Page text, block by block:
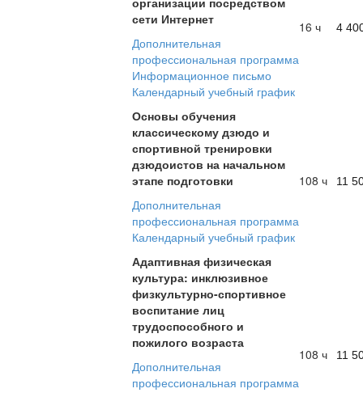
сети Интернет
Дополнительная
профессиональная программа
Информационное письмо
Календарный учебный график
16 ч 4
Основы обучения
классическому дзюдо и
спортивной тренировки
дзюдоистов на начальном
этапе подготовки
Дополнительная
профессиональная программа
Календарный учебный график
108 ч 11
Адаптивная физическая
культура: инклюзивное
физкультурно-спортивное
воспитание лиц
трудоспособного и
пожилого возраста
Дополнительная
профессиональная программа
108 ч 11